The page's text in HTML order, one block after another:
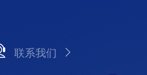
联系我们